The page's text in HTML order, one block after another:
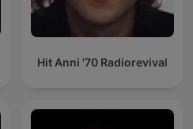
Hit Anni '70 Radiorevival